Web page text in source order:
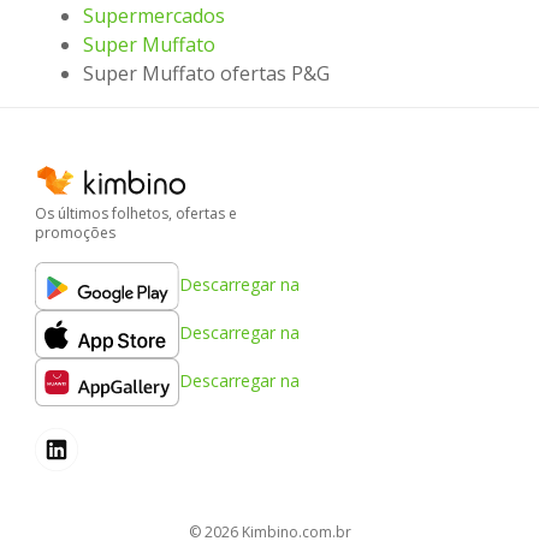
Supermercados
Super Muffato
Super Muffato ofertas P&G
Os últimos folhetos, ofertas e
promoções
Descarregar na
Descarregar na
Descarregar na
© 2026 kimbino.com.br